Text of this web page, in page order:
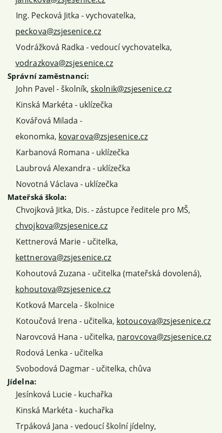
Ing. Pecková Jitka - vychovatelka,
peckova@zsjesenice.cz
Vodrážková Radka - vedoucí vychovatelka,
vodrazkova@zsjesenice.cz
Správní zaměstnanci:
John Pavel - školník, skolnik@zsjesenice.cz
Kinská Markéta - uklízečka
Kovářová Milada -
ekonomka, kovarova@zsjesenice.cz
Karbanová Romana - uklízečka
Laubrová Alexandra - uklízečka
Novotná Václava - uklízečka
Mateřská škola:
Chvojková Jitka, Dis. - zástupce ředitele pro MŠ,
chvojkova@zsjesenice.cz
Kettnerová Marie - učitelka,
kettnerova@zsjesenice.cz
Kohoutová Zuzana - učitelka (mateřská dovolená),
kohoutova@zsjesenice.cz
Kotková Marcela - školnice
Kotoučová Irena - učitelka, kotoucova@zsjesenice.cz
Narovcová Hana - učitelka, narovcova@zsjesenice.cz
Rodová Lenka - učitelka
Svobodová Dagmar - učitelka, chůva
Jídelna:
Jesínková Lucie - kuchařka
Kinská Markéta - kuchařka
Trpáková Jana - vedoucí školní jídelny,